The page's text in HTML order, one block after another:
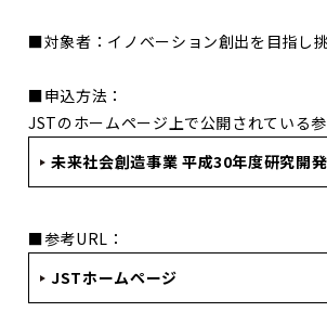
■対象者：イノベーション創出を目指し
■申込方法：
JSTのホームページ上で公開されている
未来社会創造事業 平成30年度研究開
■参考URL：
JSTホームページ